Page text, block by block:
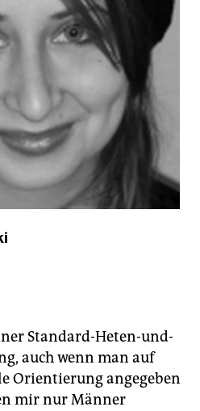
Standard-Heten-und-
auch wenn man auf
Orientierung angegeben
mir nur Männer